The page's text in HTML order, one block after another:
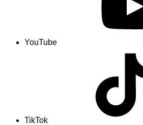
YouTube
TikTok